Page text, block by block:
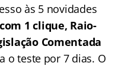
às 5 novidades
1 clique, Raio-
Comentada
o teste por 7 dias. O